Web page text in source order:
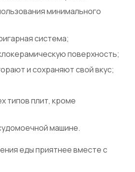
минимального
система;
поверхность;
и сохраняют свой вкус;
типов плит, кроме
машине.
еды приятнее вместе с